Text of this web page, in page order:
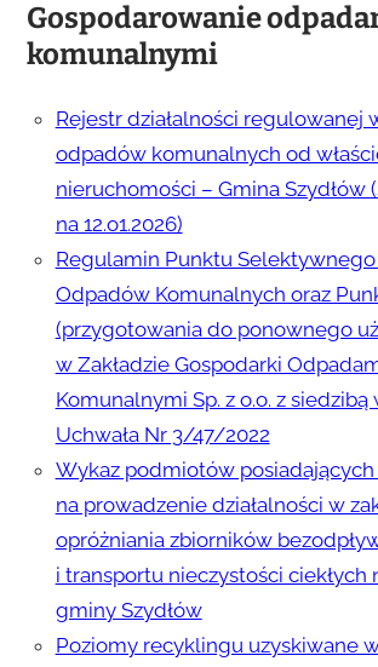
Gospodarowanie
komunalnymi
Rejestr działalności regulowanej
odpadów komunalnych od
nieruchomości – Gmina Szydłów
na 12.o1.2026)
Regulamin Punktu
Odpadów Komunalnych oraz
(przygotowania do ponownego
w Zakładzie Gospodarki
Komunalnymi Sp. z o.o. z
Uchwała Nr 3/47/2022
Wykaz podmiotów
na prowadzenie działalności w
opróżniania zbiorników
i transportu nieczystości ciekłych
gminy Szydłów
Poziomy recyklingu uzyskiwane